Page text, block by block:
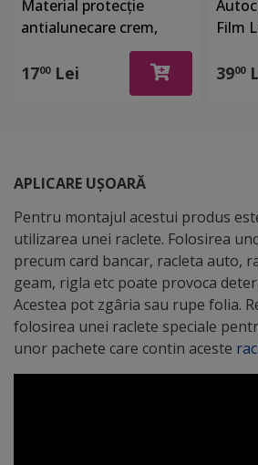
Material protecţie
antialunecare crem,
Folina 8630, pentru
sertare si rafturi, rola de
1700Lei
Film
3900
APLICARE UȘOARĂ
Pentru montajul acestui produs
utilizarea unei raclete. Folosirea
precum card bancar, racleta auto,
geam, rigla etc poate provoca
Acestea pot zgâria sau rupe folia.
folosirea unei raclete speciale
unor pachete care contin aceste